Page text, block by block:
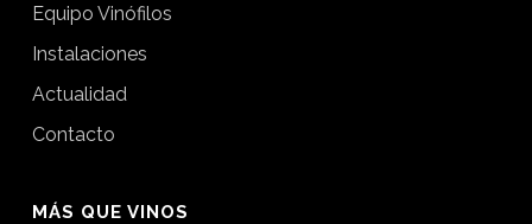
Equipo Vinófilos
Instalaciones
Actualidad
Contacto
MÁS QUE VINOS